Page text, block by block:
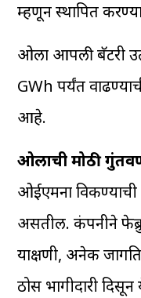
म्हणून स्थापित
ओला आपली बॅटरी
GWh पर्यंत
आहे.
ओलाची मोठी
ओईएमना
असतील. कंपनीने
याक्षणी, अनेक
ठोस भागीदारी